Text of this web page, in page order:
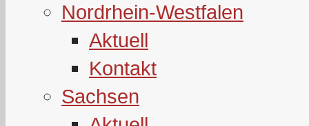
Nordrhein-Westfalen
Aktuell
Kontakt
Sachsen